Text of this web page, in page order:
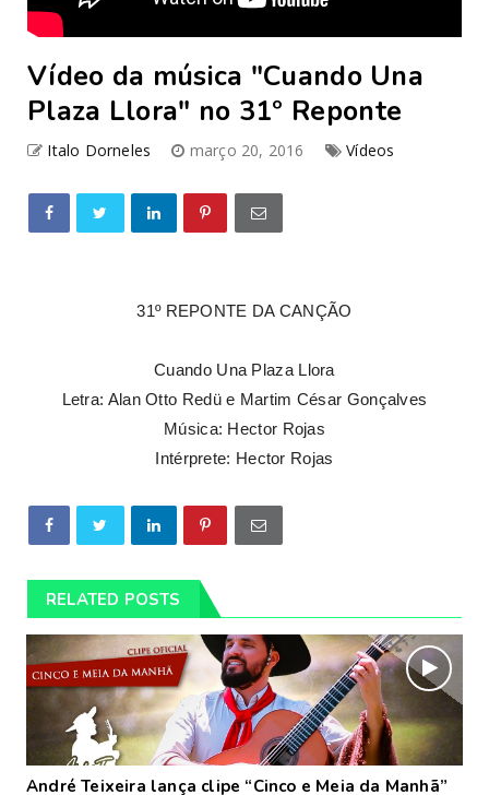
Vídeo da música "Cuando Una
Plaza Llora" no 31º Reponte
Italo Dorneles março 20, 2016 Vídeos
31º REPONTE DA CANÇÃO
Cuando Una Plaza Llora
Letra: Alan Otto Redü e Martim César Gonçalves
Música: Hector Rojas
Intérprete: Hector Rojas
RELATED POSTS
André Teixeira lança clipe “Cinco e Meia da Manhã”